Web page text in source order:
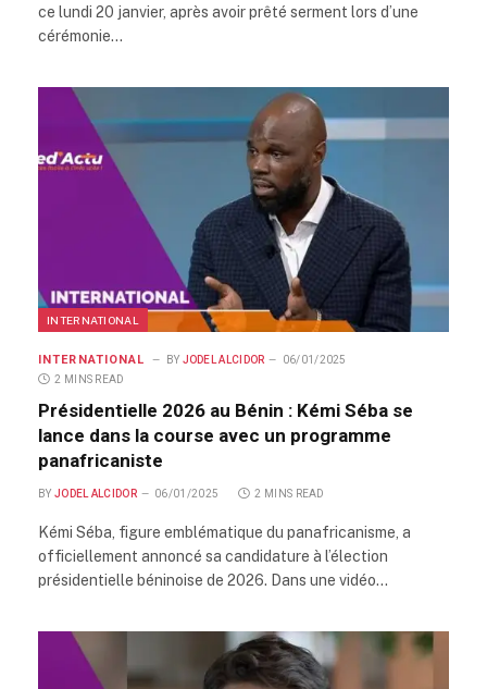
ce lundi 20 janvier, après avoir prêté serment lors d’une
cérémonie…
INTERNATIONAL
INTERNATIONAL BY JODEL ALCIDOR
06/01/2025
2 MINS READ
Présidentielle 2026 au Bénin : Kémi Séba se
lance dans la course avec un programme
panafricaniste
BY JODEL ALCIDOR 06/01/2025 2 MINS READ
Kémi Séba, figure emblématique du panafricanisme, a
officiellement annoncé sa candidature à l’élection
présidentielle béninoise de 2026. Dans une vidéo…